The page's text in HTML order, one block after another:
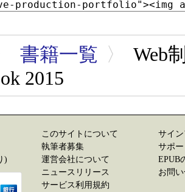
書籍一覧 〉
Web
2015
)
このサイトについて
執筆者募集
運営会社について
ニュースリリース
サービス利用規約
サイ
サポ
EPUB
お問